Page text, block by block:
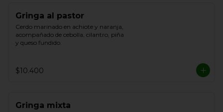
Gringa al pastor
Cerdo marinado en achiote y naranja,
acompañado de cebolla, cilantro, piña
y queso fundido.
$10.400
Gringa mixta